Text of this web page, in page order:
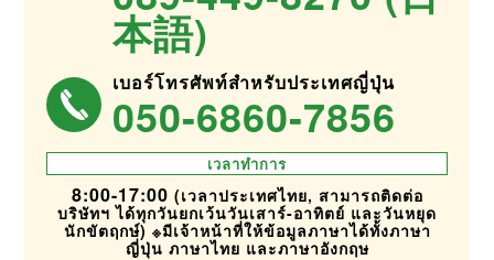
本語)
เบอร์โทรศัพท์สำหรับประเทศญี่ปุ่น
050-6860-7856
เวลาทำการ
8:00-17:00 (เวลาประเทศไทย, สามารถติดต่อ
บริษัทฯ ได้ทุกวันยกเว้นวันเสาร์-อาทิตย์ และวันหยุด
นักขัตฤกษ์) ※มีเจ้าหน้าที่ให้ข้อมูลภาษาได้ทั้งภาษา
ญี่ปุ่น ภาษาไทย และภาษาอังกฤษ